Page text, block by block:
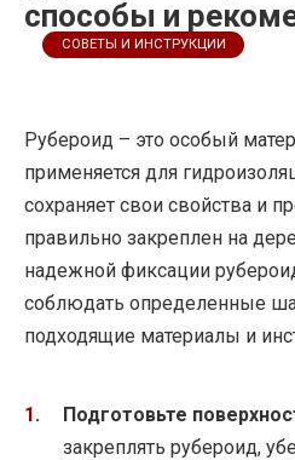
способы и
СОВЕТЫ И ИНСТРУКЦИИ
Рубероид – это особый
применяется для
сохраняет свои свойства и
правильно закреплен на
надежной фиксации
соблюдать определенные
подходящие материалы и
Подготовьте
закреплять рубероид,